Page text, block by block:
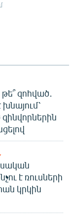
զոհված․
է ռուսների
կրկին